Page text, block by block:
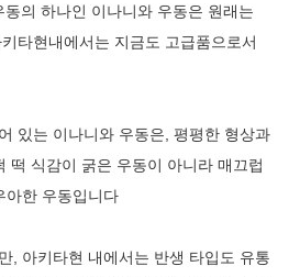
의 하나인 이나니와 우동은 원래는
타현내에서는 지금도 고급품으로서
있는 이나니와 우동은, 평평한 형상과
떡 식감이 굵은 우동이 아니라 매끄럽
아한 우동입니다
, 아키타현 내에서는 반생 타입도 유통